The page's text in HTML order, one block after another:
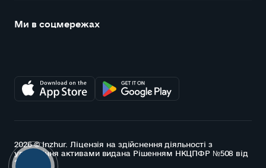
Ми в соцмережах
2026 © Inzhur. Ліцензія на здійснення діяльності з
управління активами видана Рішенням НКЦПФР №508 від
15.07.2021